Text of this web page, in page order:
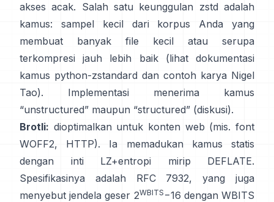
akses acak. Salah satu keunggulan zstd adalah
kamus: sampel kecil dari korpus Anda yang
membuat banyak file kecil atau serupa
terkompresi jauh lebih baik (lihat
dokumentasi
kamus python-zstandard dan contoh karya Nigel
Tao). Implementasi menerima kamus
“unstructured” maupun “structured” (diskusi).
Brotli: dioptimalkan untuk konten web (mis. font
WOFF2, HTTP). Ia memadukan kamus statis
dengan inti LZ+entropi mirip DEFLATE.
Spesifikasinya adalah
RFC 7932, yang juga
menyebut jendela geser 2WBITS −16 dengan WBITS